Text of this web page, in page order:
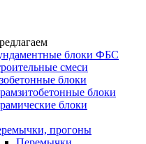
блоки ФБС
смеси
блоки
блоки
блоки
прогоны